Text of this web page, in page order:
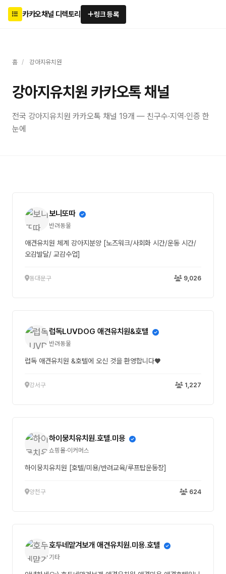
카카오채널 디렉토리 링크 등록
홈 / 강아지유치원
강아지유치원 카카오톡 채널
전국 강아지유치원 카카오톡 채널 19개 — 친구수·지역·인증 한
눈에
보니또따
반려동물
애견유치원 체계 강아지분양 [노즈워크/사회화 시간/운동 시간/
오감발달/ 교감수업]
동대문구 9,026
럽독LUVDOG 애견유치원&호텔
반려동물
럽독 애견유치원 &호텔에 오신 것을 환영합니다♥
강서구 1,227
하이뭉치유치원.호텔.미용
쇼핑몰·이커머스
하이뭉치유치원 [호텔/미용/반려교육/루프탑운동장]
양천구 624
호두네맡겨보개 애견유치원.미용.호텔
기타